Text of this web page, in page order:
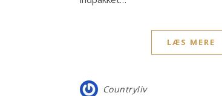
LÆS MERE
Countryliv